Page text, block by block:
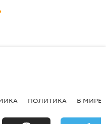
ПОЛИТИКА В МИРЕ